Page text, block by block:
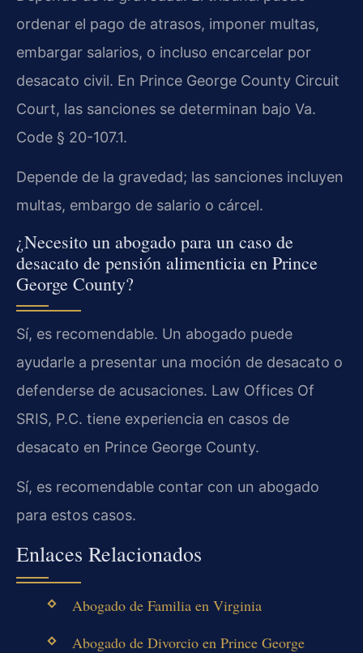
ordenar el pago de atrasos, imponer multas,
embargar salarios, o incluso encarcelar por
desacato civil. En Prince George County Circuit
Court, las sanciones se determinan bajo Va.
Code § 20-107.1.
Depende de la gravedad; las sanciones incluyen
multas, embargo de salario o cárcel.
¿Necesito un abogado para un caso de
desacato de pensión alimenticia en Prince
George County?
Sí, es recomendable. Un abogado puede
ayudarle a presentar una moción de desacato o
defenderse de acusaciones. Law Offices Of
SRIS, P.C. tiene experiencia en casos de
desacato en Prince George County.
Sí, es recomendable contar con un abogado
para estos casos.
Enlaces Relacionados
Abogado de Familia en Virginia
Abogado de Divorcio en Prince George